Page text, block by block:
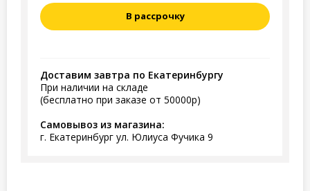
В рассрочку
Доставим завтра по Екатеринбургу
При наличии на складе
(бесплатно при заказе от 50000р)
Самовывоз из магазина:
г. Екатеринбург ул. Юлиуса Фучика 9